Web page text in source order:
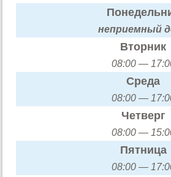
неприемный
Вторник
08:00 —
Среда
08:00 —
Четверг
08:00 —
Пятница
08:00 —